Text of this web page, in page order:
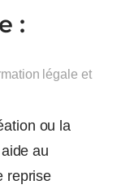
:
légale et
ou la
au
reprise